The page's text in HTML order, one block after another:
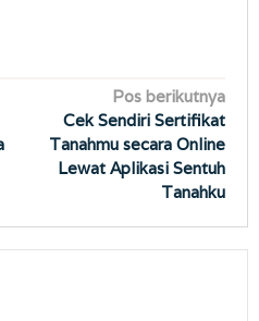
Pos berikutnya
Cek Sendiri Sertifikat
Tanahmu secara Online
Lewat Aplikasi Sentuh
Tanahku